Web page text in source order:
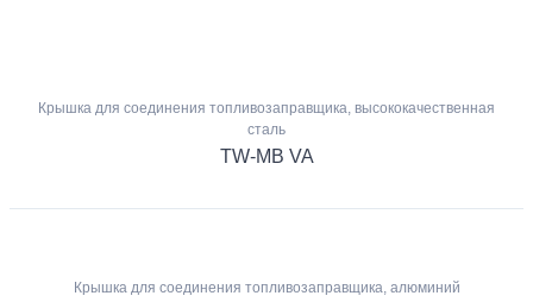
Крышка для соединения топливозаправщика, высококачественная
сталь
TW-MB VA
Крышка для соединения топливозаправщика, алюминий